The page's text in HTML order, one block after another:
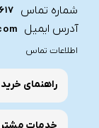
شماره تماس
آدرس ایمیل
اطلاعات تماس
راهنمای خرید